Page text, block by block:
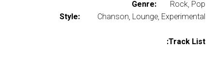
Genre: Rock, Pop
Style: Chanson, Lounge, Experimental
Track List: